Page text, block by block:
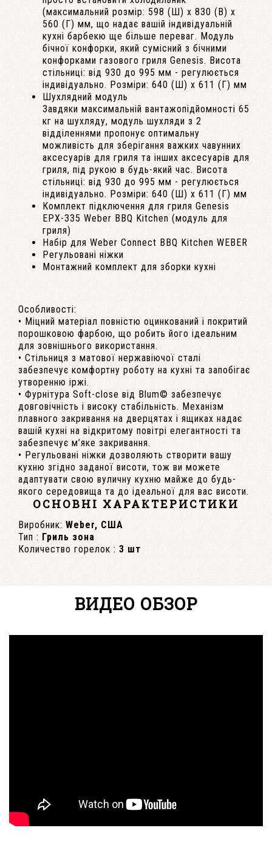
(максимальний розмір: 598 (Ш) x 830 (В) x
560 (Г) мм, що надає вашій індивідуальній
кухні барбекю ще більше переваг. Модуль
бічної конфорки, який сумісний з бічними
конфорками газового гриля Genesis. Висота
стільниці: від 930 до 995 мм - регулюється
індивідуально. Розміри: 640 (Ш) x 611 (Г) мм
Шухлядний модуль
Завдяки максимальній вантажопідйомності 65
кг на шухляду, модуль шухляди з 2
відділеннями пропонує оптимальну
можливість для зберігання важких чавунних
аксесуарів для гриля та інших аксесуарів для
гриля, під рукою в будь-який час. Висота
стільниці: від 930 до 995 мм - регулюється
індивідуально. Розміри: 640 (Ш) x 611 (Г) мм
Комплект підключення для гриля Genesis
EPX-335 Weber BBQ Kitchen (модуль для
гриля)
Набір для Weber Connect BBQ Kitchen WEBER
Регульовані ніжки
Монтажний комплект для зборки кухні
Особливості:
• Міцний матеріал повністю оцинкований і покритий
порошковою фарбою, що робить його ідеальним
для зовнішнього використання.
• Стільниця з матової нержавіючої сталі
забезпечує комфортну роботу на кухні та запобігає
утворенню іржі.
• Фурнітура Soft-close від Blum© забезпечує
довговічність і високу стабільність. Механізм
плавного закривання на дверцятах і ящиках надає
вашій кухні на відкритому повітрі елегантності та
забезпечує м’яке закривання.
• Регульовані ніжки дозволяють створити вашу
кухню згідно заданої висоти, тож ви можете
адаптувати свою вуличну кухню майже до будь-
якого середовища та до ідеальної для вас висоти.
ОСНОВНІ ХАРАКТЕРИСТИКИ
Виробник: Weber, США
Тип : Гриль зона
Количество горелок : 3 шт
ВИДЕО ОБЗОР